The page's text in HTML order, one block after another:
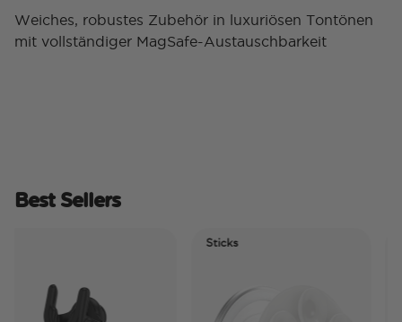
Weiches, robustes Zubehör in luxuriösen Tontönen
mit vollständiger MagSafe-Austauschbarkeit​
Best Sellers
Sticks